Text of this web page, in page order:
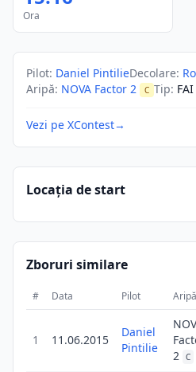
Ora
Pilot: Daniel PintilieDecolare:
Aripă: NOVA Factor 2 C Tip:
Vezi pe XContest→
Locația de start
Zboruri similare
# Data Pilot Aripă
1 11.06.2015
Daniel
Pintilie
2 C